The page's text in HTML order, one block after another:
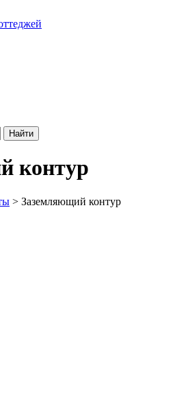
контур
> Заземляющий контур